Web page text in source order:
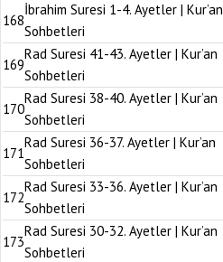
168
İbrahim Suresi 1-4. Ayetler | Kur’an
Sohbetleri
169
Rad Suresi 41-43. Ayetler | Kur’an
Sohbetleri
170
Rad Suresi 38-40. Ayetler | Kur’an
Sohbetleri
171
Rad Suresi 36-37. Ayetler | Kur’an
Sohbetleri
172
Rad Suresi 33-36. Ayetler | Kur’an
Sohbetleri
173
Rad Suresi 30-32. Ayetler | Kur’an
Sohbetleri